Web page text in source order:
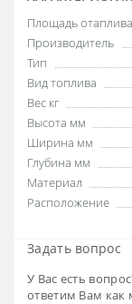
Площадь
Производитель
Тип
Вид топлива
Вес кг
Высота мм
Ширина мм
Глубина мм
Материал
Расположение
Задать вопрос
У Вас есть
ответим Вам